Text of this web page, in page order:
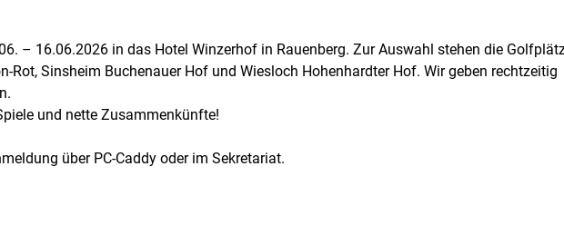
– 16.06.2026 in das Hotel Winzerhof in Rauenberg. Zur Auswahl stehen die
Rot, Sinsheim Buchenauer Hof und Wiesloch Hohenhardter Hof. Wir geben rechtzeitig
und nette Zusammenkünfte!
über PC-Caddy oder im Sekretariat.